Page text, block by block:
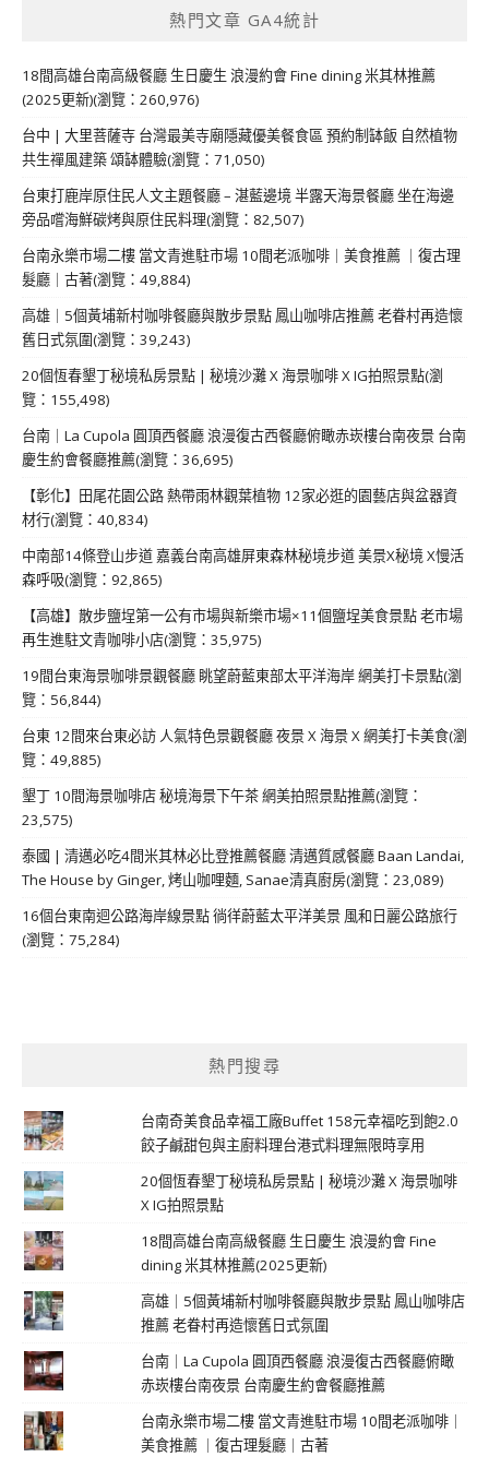
熱門文章 GA4統計
18間高雄台南高級餐廳 生日慶生 浪漫約會 Fine dining 米其林推薦
(2025更新)(瀏覽：260,976)
台中 | 大里菩薩寺 台灣最美寺廟隱藏優美餐食區 預約制缽飯 自然植物
共生禪風建築 頌缽體驗(瀏覽：71,050)
台東打鹿岸原住民人文主題餐廳 – 湛藍邊境 半露天海景餐廳 坐在海邊
旁品嚐海鮮碳烤與原住民料理(瀏覽：82,507)
台南永樂市場二樓 當文青進駐市場 10間老派咖啡｜美食推薦 ｜復古理
髮廳｜古著(瀏覽：49,884)
高雄｜5個黃埔新村咖啡餐廳與散步景點 鳳山咖啡店推薦 老眷村再造懷
舊日式氛圍(瀏覽：39,243)
20個恆春墾丁秘境私房景點 | 秘境沙灘 X 海景咖啡 X IG拍照景點(瀏
覽：155,498)
台南｜La Cupola 圓頂西餐廳 浪漫復古西餐廳俯瞰赤崁樓台南夜景 台南
慶生約會餐廳推薦(瀏覽：36,695)
【彰化】田尾花園公路 熱帶雨林觀葉植物 12家必逛的園藝店與盆器資
材行(瀏覽：40,834)
中南部14條登山步道 嘉義台南高雄屏東森林秘境步道 美景X秘境 X慢活
森呼吸(瀏覽：92,865)
【高雄】散步鹽埕第一公有市場與新樂市場×11個鹽埕美食景點 老市場
再生進駐文青咖啡小店(瀏覽：35,975)
19間台東海景咖啡景觀餐廳 眺望蔚藍東部太平洋海岸 網美打卡景點(瀏
覽：56,844)
台東 12間來台東必訪 人氣特色景觀餐廳 夜景 X 海景 X 網美打卡美食(瀏
覽：49,885)
墾丁 10間海景咖啡店 秘境海景下午茶 網美拍照景點推薦(瀏覽：
23,575)
泰國 | 清邁必吃4間米其林必比登推薦餐廳 清邁質感餐廳 Baan Landai,
The House by Ginger, 烤山咖哩麵, Sanae清真廚房(瀏覽：23,089)
16個台東南迴公路海岸線景點 徜徉蔚藍太平洋美景 風和日麗公路旅行
(瀏覽：75,284)
熱門搜尋
台南奇美食品幸福工廠Buffet 158元幸福吃到飽2.0
餃子鹹甜包與主廚料理台港式料理無限時享用
20個恆春墾丁秘境私房景點 | 秘境沙灘 X 海景咖啡
X IG拍照景點
18間高雄台南高級餐廳 生日慶生 浪漫約會 Fine
dining 米其林推薦(2025更新)
高雄｜5個黃埔新村咖啡餐廳與散步景點 鳳山咖啡店
推薦 老眷村再造懷舊日式氛圍
台南｜La Cupola 圓頂西餐廳 浪漫復古西餐廳俯瞰
赤崁樓台南夜景 台南慶生約會餐廳推薦
台南永樂市場二樓 當文青進駐市場 10間老派咖啡｜
美食推薦 ｜復古理髮廳｜古著